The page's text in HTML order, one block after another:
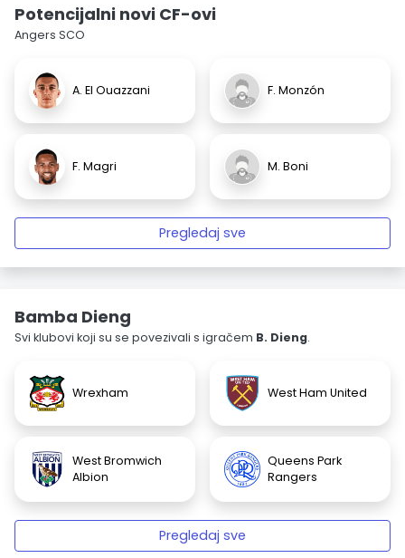
Potencijalni novi CF-ovi
Angers SCO
A. El Ouazzani F. Monzón
F. Magri M. Boni
Pregledaj sve
Bamba Dieng
Svi klubovi koji su se povezivali s igračem B. Dieng.
Wrexham West Ham United
West Bromwich
Albion
Queens Park
Rangers
Pregledaj sve